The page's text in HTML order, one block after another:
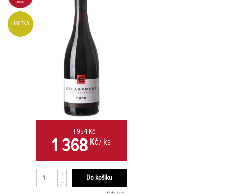
LIMITKA
1 954 Kč
1 368 Kč/ ks
+
-